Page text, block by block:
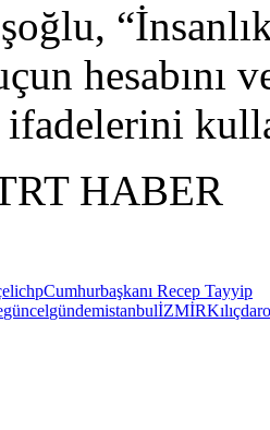
hesabını
ifadelerini
HABER
chpCumhurbaşkanı Recep Tayyip
güncelgündemistanbulİZMİR